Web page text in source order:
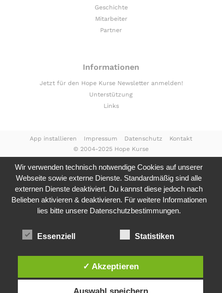
Geschichte
Mitarbeiter
Partner
Informationen
Jetzt für den Hope Kurse Newsletter anmelden!
Unterstützung
Links
© 2004-2025 Hope Kurse
App installieren Impressum Datenschutz Kontakt
Wir verwenden technisch notwendige Cookies auf unserer
Webseite sowie externe Dienste. Standardmäßig sind alle
externen Dienste deaktiviert. Du kannst diese jedoch nach
Belieben aktivieren & deaktivieren. Für weitere Informationen
lies bitte unsere Datenschutzbestimmungen.
Essenziell Statistiken
✓ Akzeptieren
Auswahl speichern